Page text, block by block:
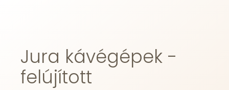
Jura kávégépek -
felújított